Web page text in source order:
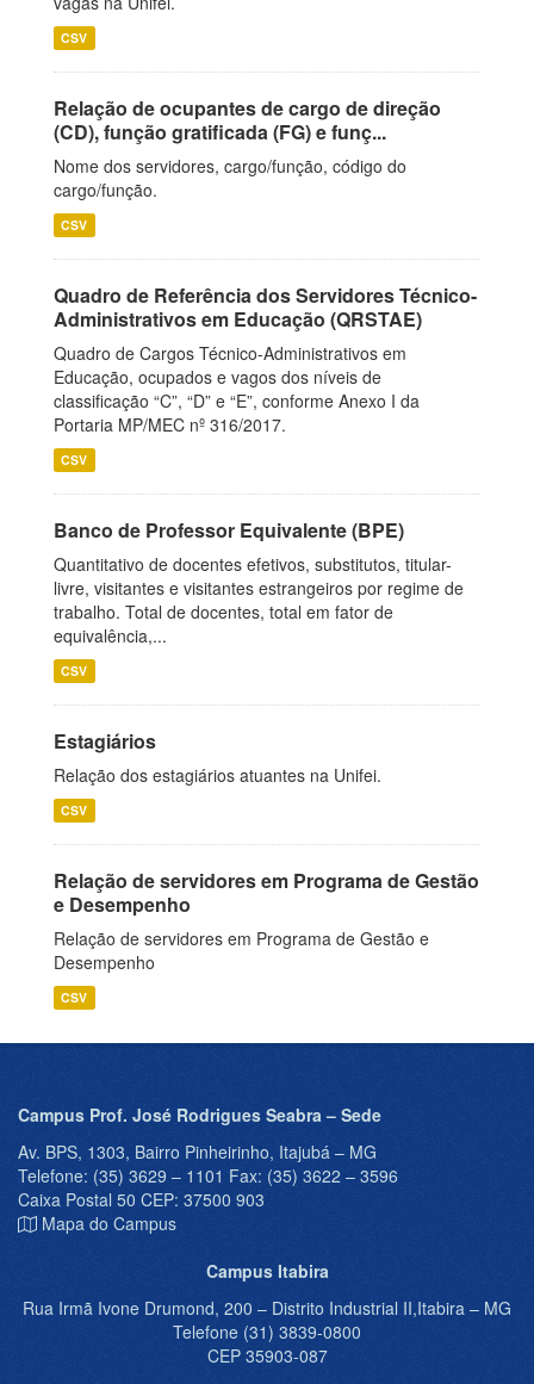
CSV
Relação de ocupantes de cargo de direção
(CD), função gratificada (FG) e funç...
Nome dos servidores, cargo/função, código do
cargo/função.
CSV
Quadro de Referência dos Servidores Técnico-
Administrativos em Educação (QRSTAE)
Quadro de Cargos Técnico-Administrativos em
Educação, ocupados e vagos dos níveis de
classificação “C”, “D” e “E”, conforme Anexo I da
Portaria MP/MEC nº 316/2017.
CSV
Banco de Professor Equivalente (BPE)
Quantitativo de docentes efetivos, substitutos, titular-
livre, visitantes e visitantes estrangeiros por regime de
trabalho. Total de docentes, total em fator de
equivalência,...
CSV
Estagiários
Relação dos estagiários atuantes na Unifei.
CSV
Relação de servidores em Programa de Gestão
e Desempenho
Relação de servidores em Programa de Gestão e
Desempenho
CSV
Campus Prof. José Rodrigues Seabra – Sede
Av. BPS, 1303, Bairro Pinheirinho, Itajubá – MG
Telefone: (35) 3629 – 1101 Fax: (35) 3622 – 3596
Caixa Postal 50 CEP: 37500 903
Mapa do Campus
Campus Itabira
Rua Irmã Ivone Drumond, 200 – Distrito Industrial II,Itabira – MG
Telefone (31) 3839-0800
CEP 35903-087